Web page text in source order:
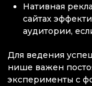
Нативная
сайтах
аудитории,
Для ведения
нише важен
эксперименты с